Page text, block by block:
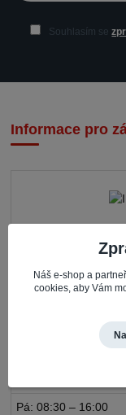
Souhlasím se
Informace pro
IMPACTO – Ingrid
Nerudova 468
735 81 Bohumín –
Pá: 08:30 – 16:00
Náš e-shop a
cookies, aby Vám